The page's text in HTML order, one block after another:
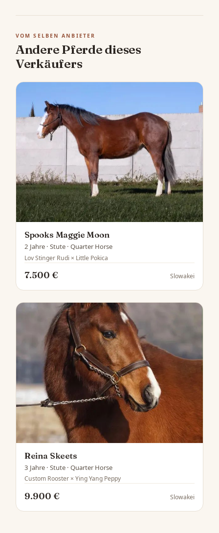
VOM SELBEN ANBIETER
Andere Pferde dieses
Verkäufers
Spooks Maggie Moon
2 Jahre · Stute · Quarter Horse
Lov Stinger Rudi × Little Pokica
7.500 € Slowakei
Reina Skeets
3 Jahre · Stute · Quarter Horse
Custom Rooster × Ying Yang Peppy
9.900 € Slowakei